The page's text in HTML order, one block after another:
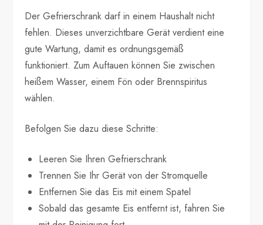
Der Gefrierschrank darf in einem Haushalt nicht
fehlen. Dieses unverzichtbare Gerät verdient eine
gute Wartung, damit es ordnungsgemäß
funktioniert. Zum Auftauen können Sie zwischen
heißem Wasser, einem Fön oder Brennspiritus
wählen.
Befolgen Sie dazu diese Schritte:
Leeren Sie Ihren Gefrierschrank
Trennen Sie Ihr Gerät von der Stromquelle
Entfernen Sie das Eis mit einem Spatel
Sobald das gesamte Eis entfernt ist, fahren Sie